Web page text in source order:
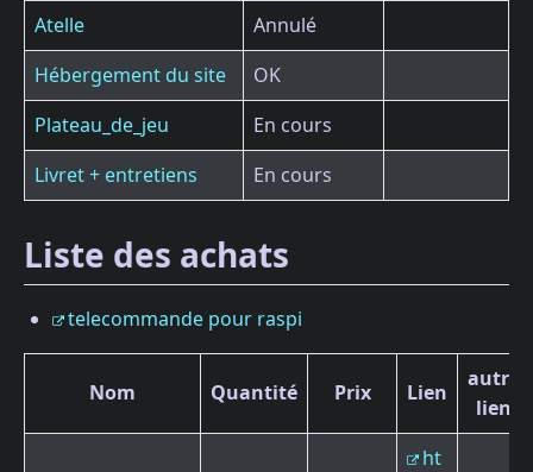
Atelle
Annulé
Hébergement du site
OK
Plateau_de_jeu
En cours
Livret + entretiens
En cours
Liste des achats
telecommande pour raspi
Nom Quantité Prix Lien
autre
lien
ht